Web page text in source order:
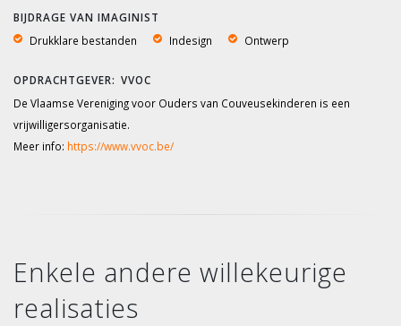
BIJDRAGE VAN IMAGINIST
Drukklare bestanden
Indesign Ontwerp
VVOC
De Vlaamse Vereniging voor Ouders van Couveusekinderen is een
vrijwilligersorganisatie.
Meer info: https://www.vvoc.be/
Enkele andere willekeurige
realisaties